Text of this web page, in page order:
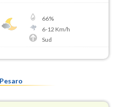
66%
6-12 Km/h
Sud